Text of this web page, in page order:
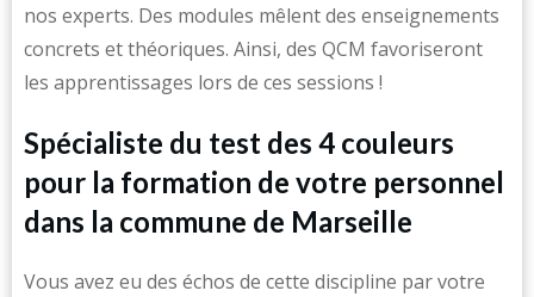
nos experts. Des modules mêlent des enseignements
concrets et théoriques. Ainsi, des QCM favoriseront
les apprentissages lors de ces sessions !
Spécialiste du test des 4 couleurs
pour la formation de votre personnel
dans la commune de Marseille
Vous avez eu des échos de cette discipline par votre